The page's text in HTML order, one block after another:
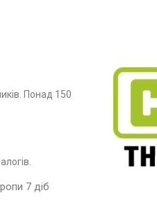
Понад 150
7 діб